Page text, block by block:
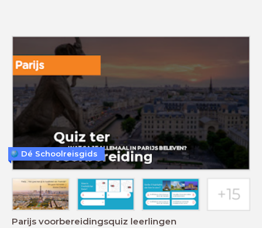
Parijs voorbereidingsquiz leerlingen
Dé Schoolreisgids